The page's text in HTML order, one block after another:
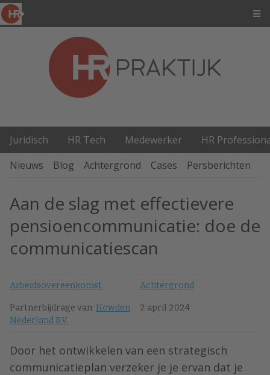
Juridisch HR Tech Medewerker
HR
Nieuws
Blog Achtergrond Cases Persberichten
Aan de slag met effectievere
pensioencommunicatie: doe de
communicatiescan
Arbeidsovereenkomst Achtergrond
Partnerbijdrage van: Howden
Nederland B.V.
2 april 2024
Door het ontwikkelen van een strategisch
communicatieplan verzeker je je ervan dat je